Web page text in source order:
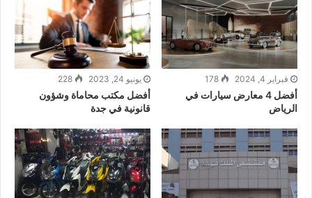
فبراير 4, 2024 178
أفضل 4 معارض سيارات في
الرياض
يونيو 24, 2023 228
أفضل مكتب محاماة وشؤون
قانونية في جدة